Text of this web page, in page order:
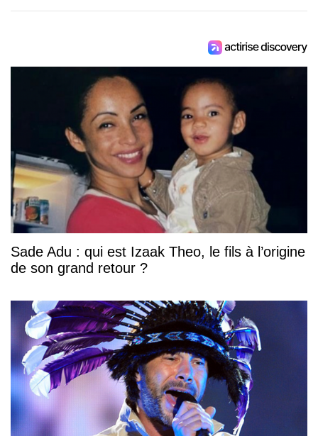
Sade Adu : qui est Izaak Theo, le fils à l’origine
de son grand retour ?